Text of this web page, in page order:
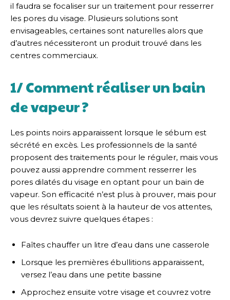
il faudra se focaliser sur un traitement pour resserrer
les pores du visage. Plusieurs solutions sont
envisageables, certaines sont naturelles alors que
d’autres nécessiteront un produit trouvé dans les
centres commerciaux.
1/ Comment réaliser un bain
de vapeur ?
Les points noirs apparaissent lorsque le sébum est
sécrété en excès. Les professionnels de la santé
proposent des traitements pour le réguler, mais vous
pouvez aussi apprendre comment resserrer les
pores dilatés du visage en optant pour un bain de
vapeur. Son efficacité n’est plus à prouver, mais pour
que les résultats soient à la hauteur de vos attentes,
vous devrez suivre quelques étapes :
Faîtes chauffer un litre d’eau dans une casserole
Lorsque les premières ébullitions apparaissent,
versez l’eau dans une petite bassine
Approchez ensuite votre visage et couvrez votre